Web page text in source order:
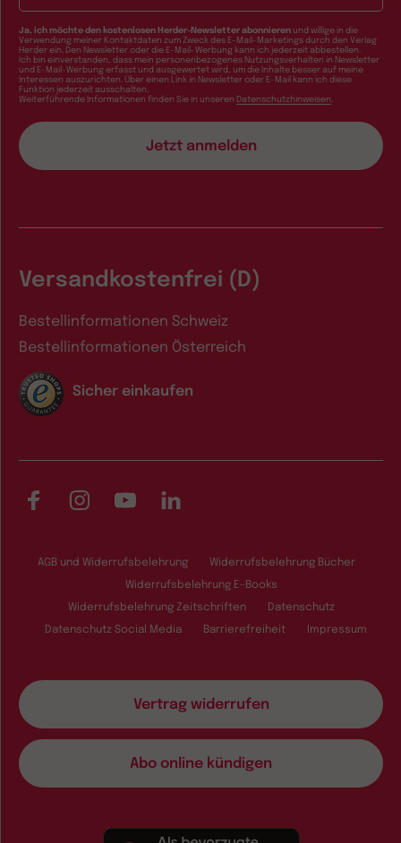
Ja, ich möchte den kostenlosen Herder-Newsletter abonnieren und willige in die
Verwendung meiner Kontaktdaten zum Zweck des E-Mail-Marketings durch den Verlag
Herder ein. Den Newsletter oder die E-Mail-Werbung kann ich jederzeit abbestellen.
Ich bin einverstanden, dass mein personenbezogenes Nutzungsverhalten in Newsletter
und E-Mail-Werbung erfasst und ausgewertet wird, um die Inhalte besser auf meine
Interessen auszurichten. Über einen Link in Newsletter oder E-Mail kann ich diese
Funktion jederzeit ausschalten.
Weiterführende Informationen finden Sie in unseren Datenschutzhinweisen
Versandkostenfrei (D)
Bestellinformationen Schweiz
Bestellinformationen Österreich
Sicher einkaufen
FacebookInstagramYouTubeLinkedIn
AGB und Widerrufsbelehrung Widerrufsbelehrung Bücher
Widerrufsbelehrung E-Books
Widerrufsbelehrung Zeitschriften Datenschutz
Datenschutz Social Media Barrierefreiheit Impressum
Vertrag widerrufen
Abo online kündigen